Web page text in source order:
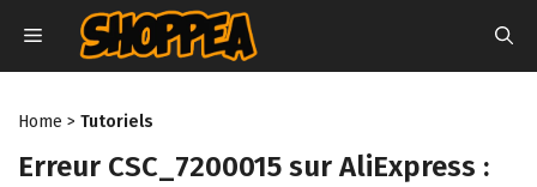
contenu
MENU
Home > Tutoriels
Erreur CSC_7200015 sur AliExpress :